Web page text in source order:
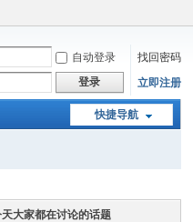
自动登录
找回密码
登录 立即注册
快捷导航
大家都在讨论的话题